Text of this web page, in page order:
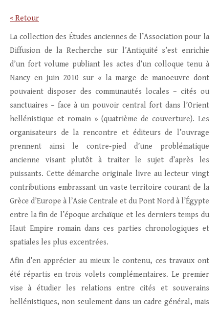
< Retour
La collection des Études anciennes de l’Association pour la
Diffusion de la Recherche sur l’Antiquité s’est enrichie
d’un fort volume publiant les actes d’un colloque tenu à
Nancy en juin 2010 sur « la marge de manoeuvre dont
pouvaient disposer des communautés locales – cités ou
sanctuaires – face à un pouvoir central fort dans l’Orient
hellénistique et romain » (quatrième de couverture). Les
organisateurs de la rencontre et éditeurs de l’ouvrage
prennent ainsi le contre-pied d’une problématique
ancienne visant plutôt à traiter le sujet d’après les
puissants. Cette démarche originale livre au lecteur vingt
contributions embrassant un vaste territoire courant de la
Grèce d’Europe à l’Asie Centrale et du Pont Nord à l’Égypte
entre la fin de l’époque archaïque et les derniers temps du
Haut Empire romain dans ces parties chronologiques et
spatiales les plus excentrées.
Afin d’en apprécier au mieux le contenu, ces travaux ont
été répartis en trois volets complémentaires. Le premier
vise à étudier les relations entre cités et souverains
hellénistiques, non seulement dans un cadre général, mais